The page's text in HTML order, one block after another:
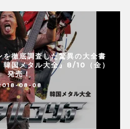
を徹底調査した驚異の大全書
韓国メタル大全』8/10（金）
発売！
08-08